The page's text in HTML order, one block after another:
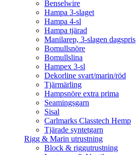
Benselwire
Hampa 3-slaget
Hampa 4-sl
Hampa tjärad
Manilarep, 3-slagen dagspris
Bomullsnöre
Bomullslina
Hampex 3-sl
Dekorline svart/marin/röd
Tjärmärling
Hampsnöre extra prima
Seamingsgarn
Sisal
Carlmarks Classtech Hemp
Tjärade syntetgarn
Rigg & Marin utrustning
Block & riggutrustning